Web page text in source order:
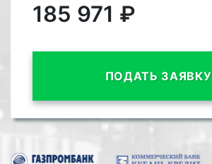
185 971 ₽
ПОДАТЬ ЗАЯВКУ